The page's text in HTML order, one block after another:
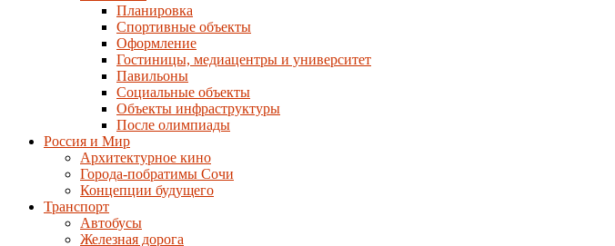
Планировка
Спортивные объекты
Оформление
Гостиницы, медиацентры и университет
Павильоны
Социальные объекты
Объекты инфраструктуры
После олимпиады
Россия и Мир
Архитектурное кино
Города-побратимы Сочи
Концепции будущего
Транспорт
Автобусы
Железная дорога